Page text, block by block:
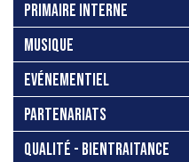
PRIMAIRE INTERNE
MUSIQUE
EVÉNEMENTIEL
PARTENARIATS
QUALITÉ - BIENTRAITANCE